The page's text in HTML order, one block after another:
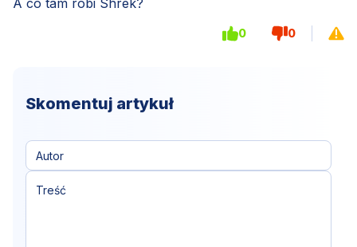
A co tam robi Shrek?
0 0
Skomentuj artykuł